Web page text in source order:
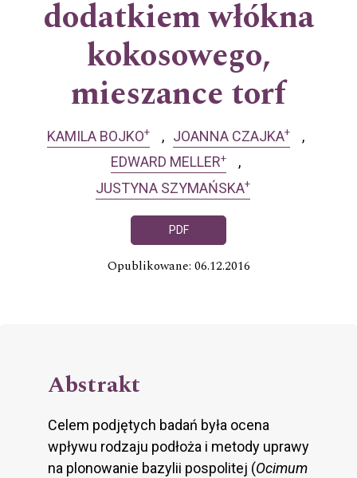
dodatkiem włókna
kokosowego,
mieszance torf
KAMILA BOJKO+ JOANNA CZAJKA+
EDWARD MELLER+
JUSTYNA SZYMAŃSKA+
PDF
Opublikowane: 06.12.2016
Abstrakt
Celem podjętych badań była ocena
wpływu rodzaju podłoża i metody uprawy
na plonowanie bazylii pospolitej (Ocimum